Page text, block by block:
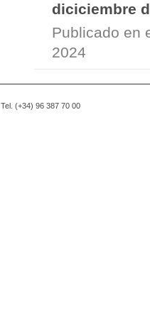
diciciembre
Publicado en
2024
(+34) 96 387 70 00